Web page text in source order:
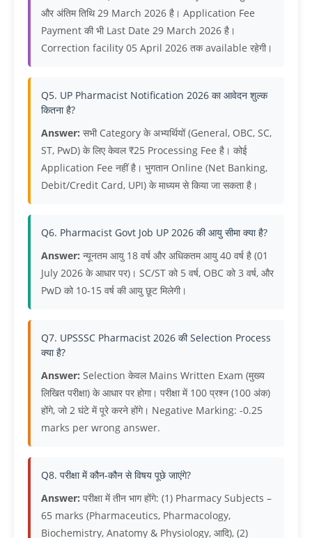
और अंतिम तिथि 29 March 2026 है। Application Fee
Payment की भी Last Date 29 March 2026 है।
Correction facility 05 April 2026 तक available रहेगी।
Q5. UP Pharmacist Notification 2026 का आवेदन शुल्क
कितना है?
Answer: सभी Category के अभ्यर्थियों (General, OBC, SC,
ST, PwD) के लिए केवल ₹25 Processing Fee है। कोई
Application Fee नहीं है। भुगतान Online (Net Banking,
Debit/Credit Card, UPI) के माध्यम से किया जा सकता है।
Q6. Pharmacist Govt Job UP 2026 की आयु सीमा क्या है?
Answer: न्यूनतम आयु 18 वर्ष और अधिकतम आयु 40 वर्ष है (01
July 2026 के आधार पर)। SC/ST को 5 वर्ष, OBC को 3 वर्ष, और
PwD को 10-15 वर्ष की आयु छूट मिलेगी।
Q7. UPSSSC Pharmacist 2026 की Selection Process
क्या है?
Answer: Selection केवल Mains Written Exam (मुख्य
लिखित परीक्षा) के आधार पर होगा। परीक्षा में 100 प्रश्न (100 अंक)
होंगे, जो 2 घंटे में पूरे करने होंगे। Negative Marking: -0.25
marks per wrong answer.
Q8. परीक्षा में कौन-कौन से विषय पूछे जाएंगे?
Answer: परीक्षा में तीन भाग होंगे: (1) Pharmacy Subjects –
65 marks (Pharmaceutics, Pharmacology,
Biochemistry, Anatomy & Physiology, आदि), (2)